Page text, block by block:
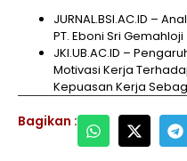
JURNAL.BSI.AC.ID –
PT. Eboni Sri Gemahloji
JKI.UB.AC.ID –
Motivasi Kerja
Kepuasan Kerja
Bagikan :